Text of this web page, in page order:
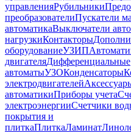
управленияРубильники
преобразователиПускатели
автоматикаВыключатели
нагрузкиКонтакторы
оборудованиеУЗИП
двигателяДифференциальные
автоматыУЗОКонденсаторы
электродвигателей
автоматикиПриборы учета
электроэнергииСчетчики
покрытия и
плиткаПлиткаЛаминат